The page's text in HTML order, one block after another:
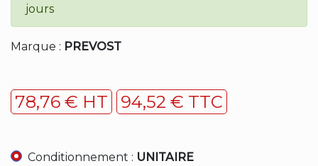
jours
Marque : PREVOST
78,76 € HT 94,52 € TTC
Conditionnement : UNITAIRE